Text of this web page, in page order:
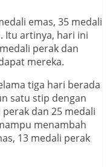
emas, 35 medali
Itu artinya, hari ini
perak dan
mereka.
tiga hari berada
satu stip dengan
dan 25 medali
menambah
13 medali perak